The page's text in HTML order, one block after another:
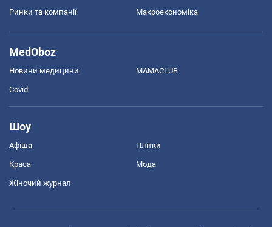
Ринки та компанії Макроекономіка
MedOboz
Новини медицини MAMACLUB
Covid
Шоу
Афіша Плітки
Краса Мода
Жіночий журнал